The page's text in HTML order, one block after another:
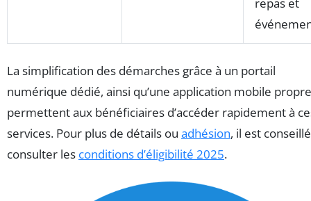
La simplification des démarches grâce à un portail
numérique dédié, ainsi qu’une application mobile
permettent aux bénéficiaires d’accéder rapidement à
services. Pour plus de détails ou adhésion, il est
consulter les conditions d’éligibilité 2025.